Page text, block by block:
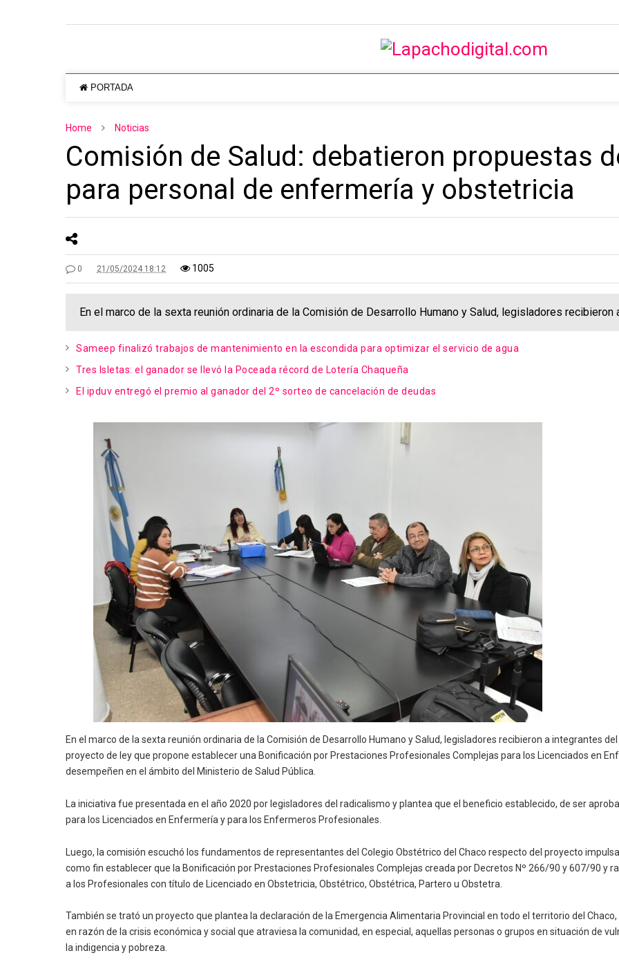
PORTADA
Home Noticias
Comisión de Salud: debatieron propuestas
para personal de enfermería y obstetricia
0 21/05/2024 18:12 1005
En el marco de la sexta reunión ordinaria de la Comisión de Desarrollo Humano y Salud, legisladores
Sameep finalizó trabajos de mantenimiento en la escondida para optimizar el servicio de agua
Tres Isletas: el ganador se llevó la Poceada récord de Lotería Chaqueña
El ipduv entregó el premio al ganador del 2º sorteo de cancelación de deudas
En el marco de la sexta reunión ordinaria de la Comisión de Desarrollo Humano y Salud, legisladores recibieron a integrantes
proyecto de ley que propone establecer una Bonificación por Prestaciones Profesionales Complejas para los Licenciados en
desempeñen en el ámbito del Ministerio de Salud Pública.
La iniciativa fue presentada en el año 2020 por legisladores del radicalismo y plantea que el beneficio establecido, de ser
para los Licenciados en Enfermería y para los Enfermeros Profesionales.
Luego, la comisión escuchó los fundamentos de representantes del Colegio Obstétrico del Chaco respecto del proyecto
como fin establecer que la Bonificación por Prestaciones Profesionales Complejas creada por Decretos Nº 266/90 y 607/90 y
a los Profesionales con título de Licenciado en Obstetricia, Obstétrico, Obstétrica, Partero u Obstetra.
También se trató un proyecto que plantea la declaración de la Emergencia Alimentaria Provincial en todo el territorio del
en razón de la crisis económica y social que atraviesa la comunidad, en especial, aquellas personas o grupos en situación de
la indigencia y pobreza.